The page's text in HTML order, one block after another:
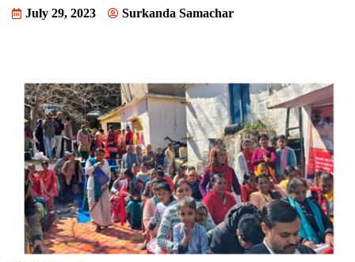
July 29, 2023 Surkanda Samachar